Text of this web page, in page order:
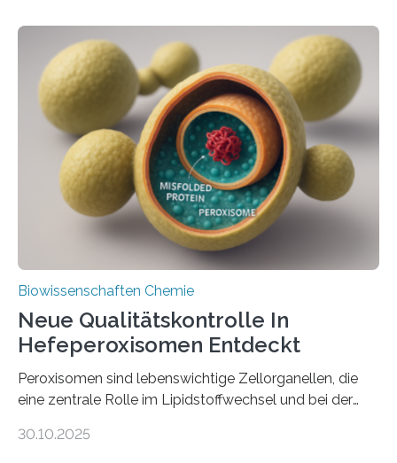
Biowissenschaften Chemie
Neue Qualitätskontrolle In
Hefeperoxisomen Entdeckt
Peroxisomen sind lebenswichtige Zellorganellen, die
eine zentrale Rolle im Lipidstoffwechsel und bei der
erfüllen können, müssen zahlreiche Enzyme präzise in
30.10.2025